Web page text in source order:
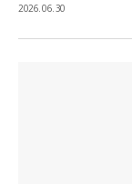
2026.06.30